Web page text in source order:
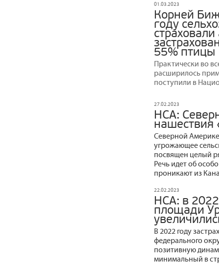
01.03.2023
Корней
году
55% птицы
Практически во
расширилось
поступили в
27.02.2023
НСА:
нашествия
Северной
угрожающее
посвящен целый
Речь идет об
проникают из
22.02.2023
НСА: в
площади
В 2022 году
федерального
позитивную
минимальный в